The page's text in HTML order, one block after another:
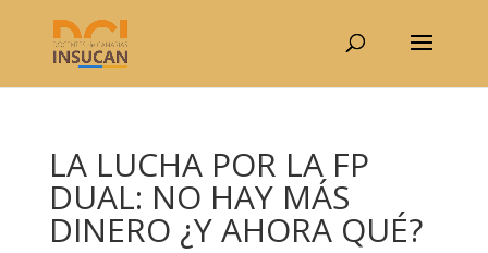
LA LUCHA POR LA FP
DUAL: NO HAY MÁS
DINERO ¿Y AHORA QUÉ?